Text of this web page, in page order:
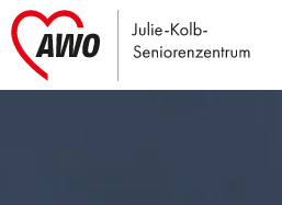
Julie-Kolb-